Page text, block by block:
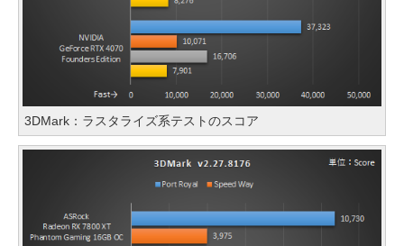
3DMark：ラスタライズ系テストのスコア